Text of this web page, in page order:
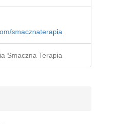
smacznaterapia
Smaczna Terapia